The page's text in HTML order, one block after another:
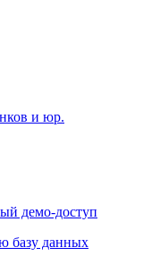
и юр.
демо-доступ
базу данных